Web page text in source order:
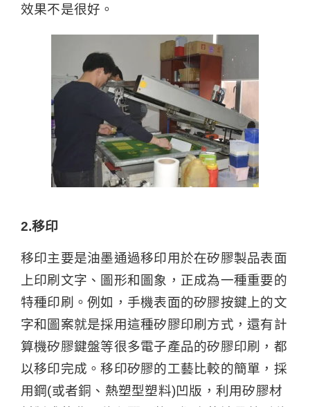
效果不是很好。
2.移印
移印主要是油墨通過移印用於在矽膠製品表面
上印刷文字、圖形和圖象，正成為一種重要的
特種印刷。例如，手機表面的矽膠按鍵上的文
字和圖案就是採用這種矽膠印刷方式，還有計
算機矽膠鍵盤等很多電子產品的矽膠印刷，都
以移印完成。移印矽膠的工藝比較的簡單，採
用鋼(或者銅、熱塑型塑料)凹版，利用矽膠材